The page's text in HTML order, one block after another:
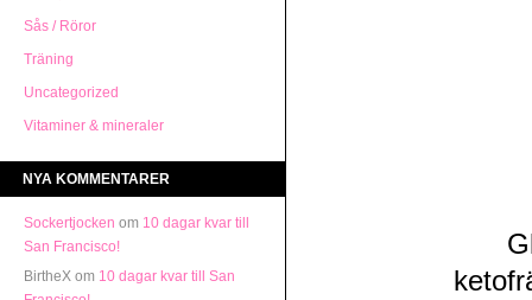
Sås / Röror
Träning
Uncategorized
Vitaminer & mineraler
NYA KOMMENTARER
Sockertjocken om 10 dagar kvar till
San Francisco!
BirtheX om 10 dagar kvar till San